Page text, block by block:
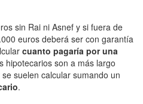
sin Rai ni Asnef y si fuera de
euros deberá ser con garantía
cuanto pagaría por una
hipotecarios son a más largo
suelen calcular sumando un
.